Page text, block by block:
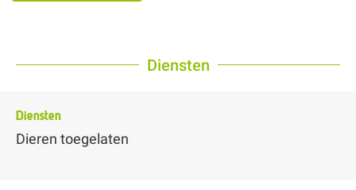
Diensten
Diensten
Dieren toegelaten